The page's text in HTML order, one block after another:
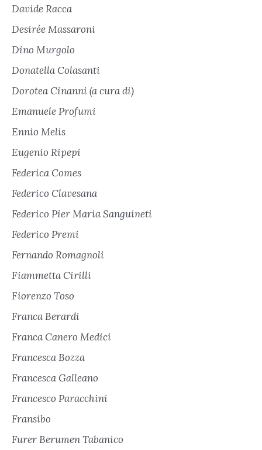
Davide Racca
Desirée Massaroni
Dino Murgolo
Donatella Colasanti
Dorotea Cinanni (a cura di)
Emanuele Profumi
Ennio Melis
Eugenio Ripepi
Federica Comes
Federico Clavesana
Federico Pier Maria Sanguineti
Federico Premi
Fernando Romagnoli
Fiammetta Cirilli
Fiorenzo Toso
Franca Berardi
Franca Canero Medici
Francesca Bozza
Francesca Galleano
Francesco Paracchini
Fransibo
Furer Berumen Tabanico